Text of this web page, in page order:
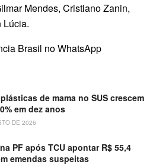
Mendes, Cristiano Zanin,
Lúcia.
Brasil no WhatsApp
de mama no SUS crescem
em dez anos
DE 2026
PF após TCU apontar R$ 55,4
emendas suspeitas